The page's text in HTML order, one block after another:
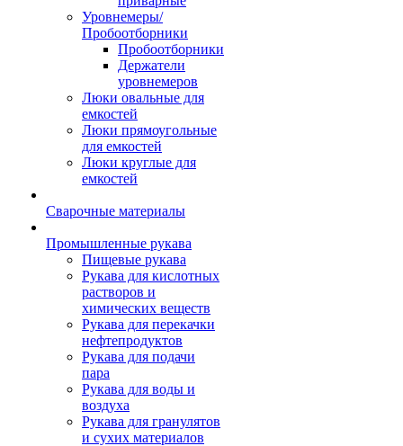
Уровнемеры/
Пробоотборники
Пробоотборники
Держатели
уровнемеров
Люки овальные для
емкостей
Люки прямоугольные
для емкостей
Люки круглые для
емкостей
Сварочные материалы
Промышленные рукава
Пищевые рукава
Рукава для кислотных
растворов и
химических веществ
Рукава для перекачки
нефтепродуктов
Рукава для подачи
пара
Рукава для воды и
воздуха
Рукава для гранулятов
и сухих материалов